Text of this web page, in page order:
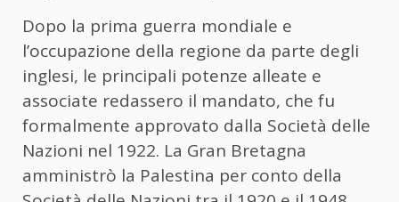
Dopo la prima guerra mondiale e
l’occupazione della regione da parte degli
inglesi, le principali potenze alleate e
associate redassero il mandato, che fu
formalmente approvato dalla Società delle
Nazioni nel 1922. La Gran Bretagna
amministrò la Palestina per conto della